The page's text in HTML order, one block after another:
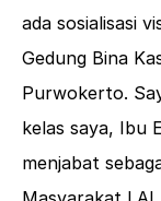
ada sosialisasi
Gedung Bina
Purwokerto.
kelas saya, Ibu
menjabat